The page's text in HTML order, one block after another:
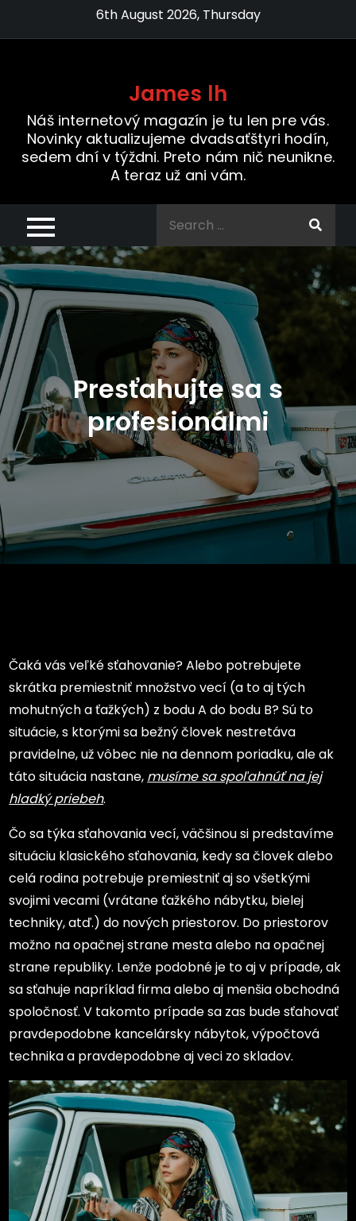
6th August 2026, Thursday
James lh
Náš internetový magazín je tu len pre vás.
Novinky aktualizujeme dvadsaťštyri hodín,
sedem dní v týždni. Preto nám nič neunikne.
A teraz už ani vám.
Presťahujte sa s
profesionálmi
Čaká vás veľké sťahovanie? Alebo potrebujete
skrátka premiestniť množstvo vecí (a to aj tých
mohutných a ťažkých) z bodu A do bodu B? Sú to
situácie, s ktorými sa bežný človek nestretáva
pravidelne, už vôbec nie na dennom poriadku, ale ak
táto situácia nastane, musíme sa spoľahnúť na jej
hladký priebeh.
Čo sa týka sťahovania vecí, väčšinou si predstavíme
situáciu klasického sťahovania, kedy sa človek alebo
celá rodina potrebuje premiestniť aj so všetkými
svojimi vecami (vrátane ťažkého nábytku, bielej
techniky, atď.) do nových priestorov. Do priestorov
možno na opačnej strane mesta alebo na opačnej
strane republiky. Lenže podobné je to aj v prípade, ak
sa sťahuje napríklad firma alebo aj menšia obchodná
spoločnosť. V takomto prípade sa zas bude sťahovať
pravdepodobne kancelársky nábytok, výpočtová
technika a pravdepodobne aj veci zo skladov.